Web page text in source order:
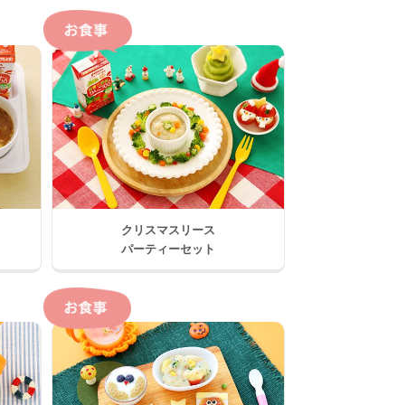
クリスマスリース
パーティーセット